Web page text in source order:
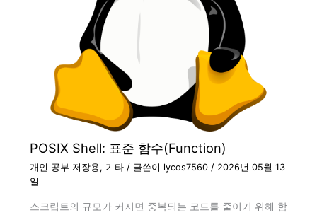
POSIX Shell: 표준 함수(Function)
개인 공부 저장용, 기타/ 글쓴이 lycos7560 / 2026년 05월 13
일
스크립트의 규모가 커지면 중복되는 코드를 줄이기 위해 함